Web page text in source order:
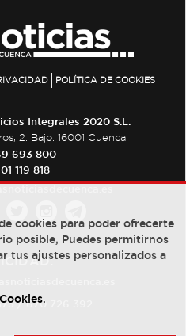
POLÍTICA DE COOKIES
Integrales 2020 S.L.
2. Bajo. 16001 Cuenca
693 800
119 818
/670 726 392
cookies para poder ofrecerte
posible, Puedes permitirnos
tus ajustes personalizados a
.